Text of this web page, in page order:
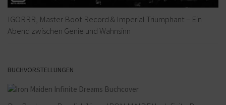
IGORRR, Master Boot Record & Imperial Triumphant – Ein
Abend zwischen Genie und Wahnsinn
BUCHVORSTELLUNGEN